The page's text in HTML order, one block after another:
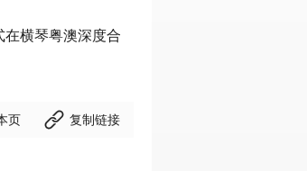
横琴粤澳深度合
页  复制链接